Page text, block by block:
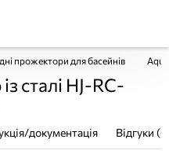
прожектори для басейнів
сталі HJ-RC-
документація Відгуки